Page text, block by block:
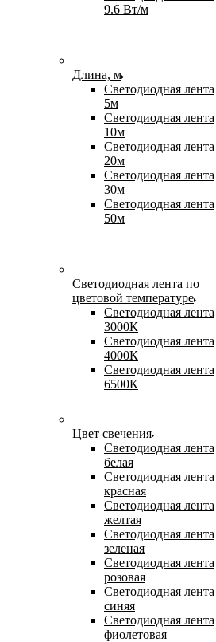
9.6 Вт/м
Длина, м
Светодиодная лента
5м
Светодиодная лента
10м
Светодиодная лента
20м
Светодиодная лента
30м
Светодиодная лента
50м
Светодиодная лента по
цветовой температуре
Светодиодная лента
3000К
Светодиодная лента
4000К
Светодиодная лента
6500К
Цвет свечения
Светодиодная лента
белая
Светодиодная лента
красная
Светодиодная лента
желтая
Светодиодная лента
зеленая
Светодиодная лента
розовая
Светодиодная лента
синяя
Светодиодная лента
фиолетовая